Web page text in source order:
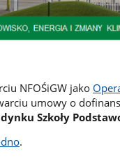
NFOŚiGW jako
umowy o
Szkoły
.